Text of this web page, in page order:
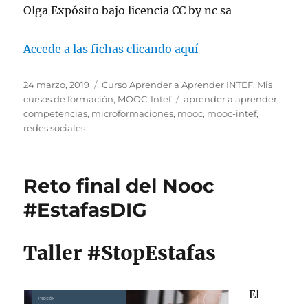
Olga Expósito bajo licencia CC by nc sa
Accede a las fichas clicando aquí
Publicado
el
24 marzo, 2019 Categorías
Curso Aprender a Aprender INTEF, Mis
cursos de formación, MOOC-Intef Etiquetas
aprender a aprender,
competencias, microformaciones, mooc, mooc-intef,
redes sociales
Reto final del Nooc
#EstafasDIG
Taller #StopEstafas
El